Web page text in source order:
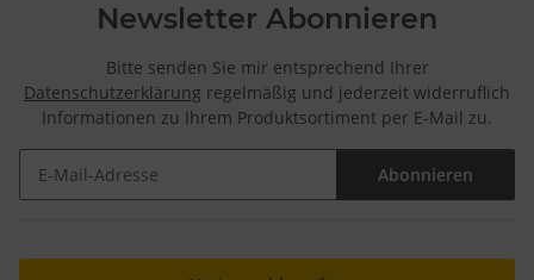
Newsletter Abonnieren
Bitte senden Sie mir entsprechend Ihrer
Datenschutzerklärung regelmäßig und jederzeit widerruflich
Informationen zu Ihrem Produktsortiment per E-Mail zu.
Abonnieren